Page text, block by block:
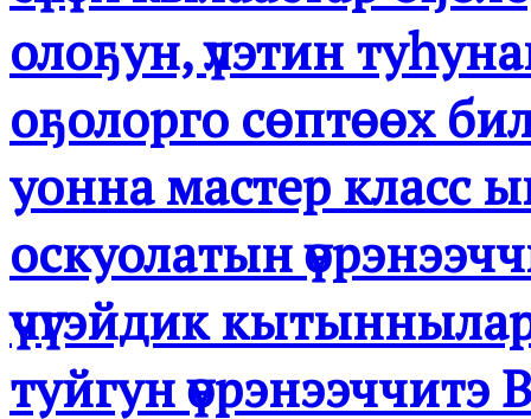
олоҕун, үлэтин
оҕолорго сөптөөх
уонна мастер класс
оскуолатын
үчүгэйдик
туйгун